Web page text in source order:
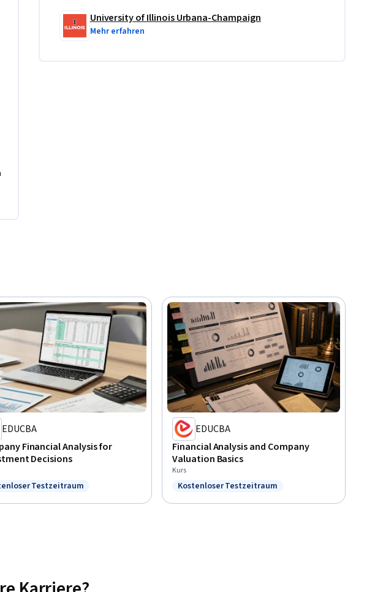
University of Illinois Urbana-Champaign
Mehr erfahren
EDUCBA
Financial Analysis for
Decisions
Kostenloser Testzeitraum
Testzeitraum
EDUCBA
Financial Analysis and Company
Valuation Basics
Kurs
Status: Kostenloser Testzeitraum
Kostenloser Testzeitraum